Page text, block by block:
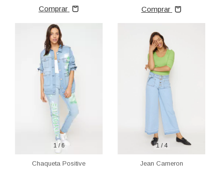
Comprar Comprar
1 /6
Chaqueta Positive
1 /4
Jean Cameron